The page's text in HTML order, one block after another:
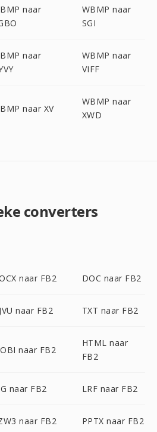
naar
WBMP naar
SGI
naar
WBMP naar
VIFF
naar XV
WBMP naar
XWD
converters
naar FB2 DOC naar FB2
naar FB2 TXT naar FB2
naar FB2
HTML naar
FB2
naar FB2 LRF naar FB2
naar FB2 PPTX naar FB2